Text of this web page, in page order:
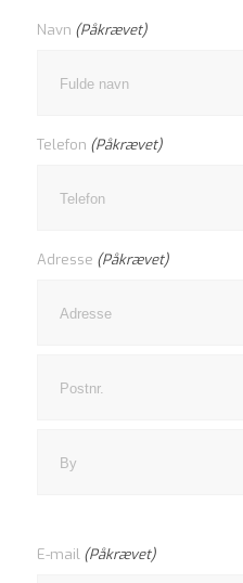
Navn (Påkrævet)
Telefon (Påkrævet)
Adresse (Påkrævet)
E-mail (Påkrævet)